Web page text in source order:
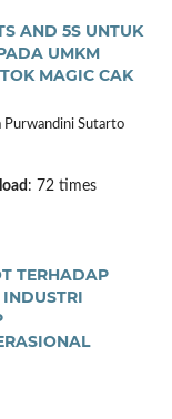
AND 5S UNTUK
UMKM
MAGIC CAK
Purwandini Sutarto
: 72 times
TERHADAP